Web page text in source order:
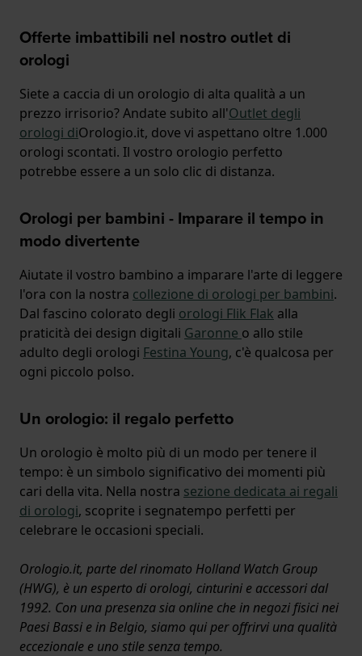
Offerte imbattibili nel nostro outlet di
orologi
Siete a caccia di un orologio di alta qualità a un
prezzo irrisorio? Andate subito all'Outlet degli
orologi diOrologio.it, dove vi aspettano oltre 1.000
orologi scontati. Il vostro orologio perfetto
potrebbe essere a un solo clic di distanza.
Orologi per bambini - Imparare il tempo in
modo divertente
Aiutate il vostro bambino a imparare l'arte di leggere
l'ora con la nostra collezione di orologi per bambini.
Dal fascino colorato degli orologi Flik Flak alla
praticità dei design digitali Garonne o allo stile
adulto degli orologi Festina Young, c'è qualcosa per
ogni piccolo polso.
Un orologio: il regalo perfetto
Un orologio è molto più di un modo per tenere il
tempo: è un simbolo significativo dei momenti più
cari della vita. Nella nostra sezione dedicata ai regali
di orologi, scoprite i segnatempo perfetti per
celebrare le occasioni speciali.
Orologio.it, parte del rinomato Holland Watch Group
(HWG), è un esperto di orologi, cinturini e accessori dal
1992. Con una presenza sia online che in negozi fisici nei
Paesi Bassi e in Belgio, siamo qui per offrirvi una qualità
eccezionale e uno stile senza tempo.